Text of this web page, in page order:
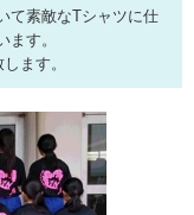
て素敵なTシャツに仕
す。
ます。